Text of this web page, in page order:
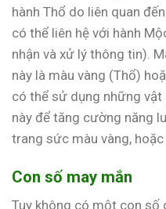
hành Thổ do liên quan
có thể liên hệ với hành
nhận và xử lý thông tin).
này là màu vàng (Thổ)
có thể sử dụng những
này để tăng cường năng
trang sức màu vàng,
Con số may mắn
Tuy không có một con số